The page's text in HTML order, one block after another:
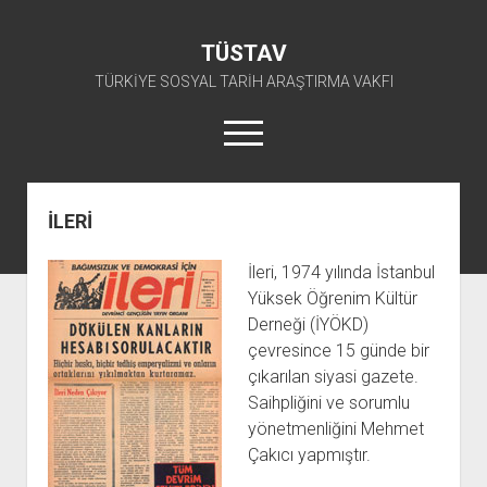
TÜSTAV
TÜRKİYE SOSYAL TARİH ARAŞTIRMA VAKFI
menüyü
aç
twitterfacebookinstagramyoutube
E-ARŞİV
açılır
menüyü
aç
TKP ARŞİV FONU
TİP ARŞİV FONU
TSİP ARŞİV FONU
TBKP ARŞİV FONU
İŞÇİ HAREKETLERİ ARŞİV FONU
KÜTÜPHANE
açılır
menüyü
aç
TKP KİTAPLIĞI
TİP KİTAPLIĞI
TSİP KİTAPLIĞI
TBKP KİTAPLIĞI
SÜRELİ YAYINLAR
AFİŞLER
GÖRSEL-İŞİTSEL
BAŞVURULAR
açılır
İLERİ
İleri, 1974 yılında İstanbul
Yüksek Öğrenim Kültür
Derneği (İYÖKD)
çevresince 15 günde bir
çıkarılan siyasi gazete.
Saihpliğini ve sorumlu
yönetmenliğini Mehmet
Çakıcı yapmıştır.